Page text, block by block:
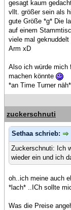
gesagt kaum
vllt. größer sein als
gute Größe *g* Die
auf einem
viele mal geknuddelt
Arm xD
Also ich würde mich
machen könnte
*an Time Turner näh*
zuckerschnuti
Sethaa schrieb:
Zuckerschnuti: Ich
wieder ein und ich
oh..ich meine auch
*lach* ..ICh sollte
Was die Preise